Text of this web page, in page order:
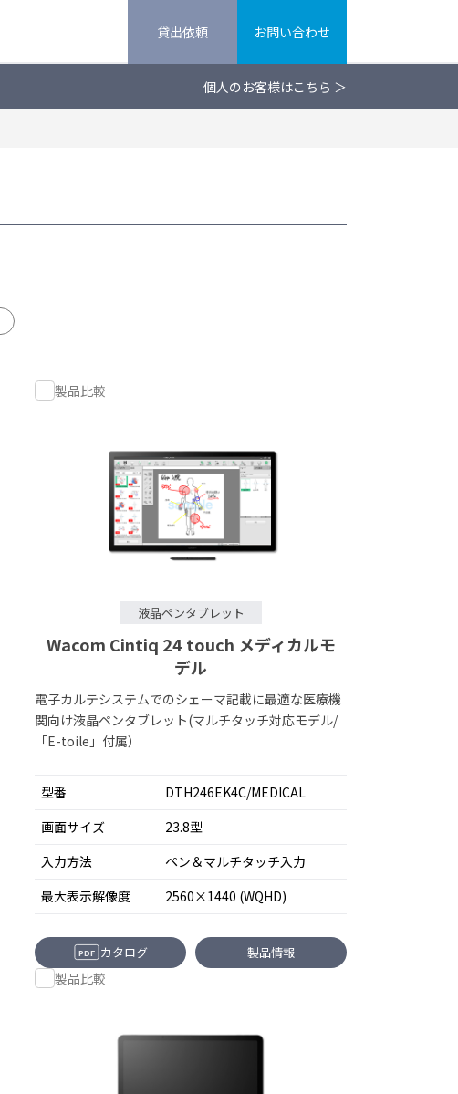
貸出依頼 お問い合わせ
個人のお客様はこちら ＞
製品比較
液晶ペンタブレット
Wacom Cintiq 24 touch メディカルモ
デル
電子カルテシステムでのシェーマ記載に最適な医療機
関向け液晶ペンタブレット(マルチタッチ対応モデル/
「E-toile」付属）
型番
DTH246EK4C/MEDICAL
画面サイズ
23.8型
入力方法
ペン＆マルチタッチ入力
最大表示解像度
2560×1440 (WQHD)
PDF カタログ 製品情報
製品比較